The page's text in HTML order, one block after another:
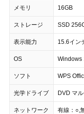
メモリ 16GB
ストレージ SSD
表示能力 15.6イン
OS Windows
ソフト WPS
光学ドライブ DVD マ
ネットワーク 有線：○,